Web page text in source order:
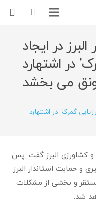
در ایجاد
در اشتهارد
می بخشد
گمرک’ در اشتهارد
و کشاورزی البرز گفت: پس
و حمایت استاندار البرز
و بخشی از مشکلات
شد.